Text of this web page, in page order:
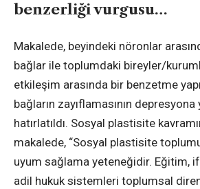
benzerliği vurgusu…
Makalede, beyindeki nöronlar
bağlar ile toplumdaki bireyler/
etkileşim arasında bir benzetme
bağların zayıflamasının depresyona
hatırlatıldı. Sosyal plastisite
makalede, “Sosyal plastisite
uyum sağlama yeteneğidir. Eğitim,
adil hukuk sistemleri toplumsal